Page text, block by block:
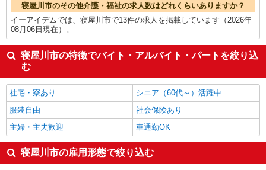
寝屋川市のその他介護・福祉の求人数はどれくらいありますか？
イーアイデムでは、寝屋川市で13件の求人を掲載しています（2026年
08月06日現在）。
寝屋川市の特徴でバイト・アルバイト・パートを絞り込
む
社宅・寮あり
シニア（60代～）活躍中
服装自由
社会保険あり
主婦・主夫歓迎
車通勤OK
寝屋川市の雇用形態で絞り込む